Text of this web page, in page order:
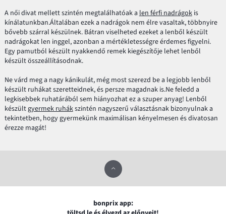
A női divat mellett szintén megtalálhatóak alen férfi nadrágokis
kínálatunkban.Általában ezek a nadrágok nem élre vasaltak, többnyire
bővebb szárral készülnek. Bátran viselheted ezeket a lenből készült
nadrágokat len inggel, azonban a mértékletességre érdemes figyelni.
Egy pamutból készült nyakkendő remek kiegészítője lehet lenből
készült összeállításodnak.
Ne várd meg a nagy kánikulát, még most szerezd be a legjobb lenből
készült ruhákat szeretteidnek, és persze magadnak is.Ne feledd a
legkisebbek ruhatárából sem hiányozhat ez a szuper anyag! Lenből
készültgyermek ruhákszintén nagyszerű választásnak bizonyulnak a
tekintetben, hogy gyermekünk maximálisan kényelmesen és divatosan
érezze magát!
bonprix app: